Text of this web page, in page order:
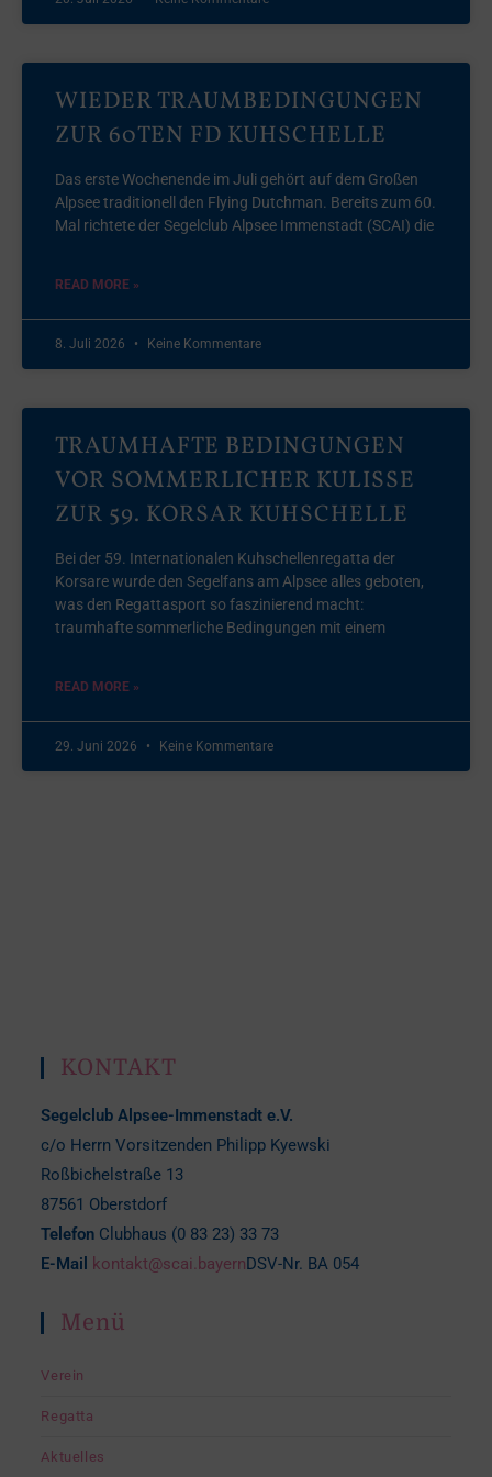
WIEDER TRAUMBEDINGUNGEN
ZUR 60TEN FD KUHSCHELLE
Das erste Wochenende im Juli gehört auf dem Großen
Alpsee traditionell den Flying Dutchman. Bereits zum 60.
Mal richtete der Segelclub Alpsee Immenstadt (SCAI) die
READ MORE »
8. Juli 2026 Keine Kommentare
TRAUMHAFTE BEDINGUNGEN
VOR SOMMERLICHER KULISSE
ZUR 59. KORSAR KUHSCHELLE
Bei der 59. Internationalen Kuhschellenregatta der
Korsare wurde den Segelfans am Alpsee alles geboten,
was den Regattasport so faszinierend macht:
traumhafte sommerliche Bedingungen mit einem
READ MORE »
29. Juni 2026 Keine Kommentare
KONTAKT
Segelclub Alpsee-Immenstadt e.V.
c/o Herrn Vorsitzenden Philipp Kyewski
Roßbichelstraße 13
87561 Oberstdorf
Telefon Clubhaus (0 83 23) 33 73
E-Mail
kontakt@scai.bayernDSV-Nr. BA 054
Menü
Verein
Regatta
Aktuelles